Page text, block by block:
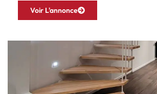
Voir L'annonce